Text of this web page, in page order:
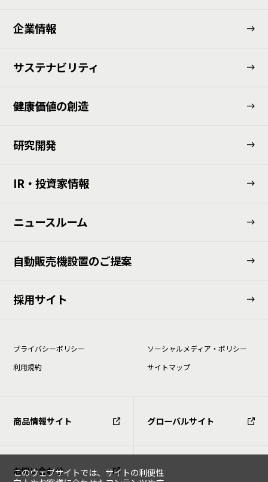
企業情報
サステナビリティ
健康価値の創造
研究開発
IR・投資家情報
ニュースルーム
⾃動販売機設置のご提案
採用サイト
プライバシーポリシー
ソーシャルメディア・ポリシー
利⽤規約
サイトマップ
商品情報サイト グローバルサイト
お問い合わせ
このウェブサイトでは、サイトの利便性